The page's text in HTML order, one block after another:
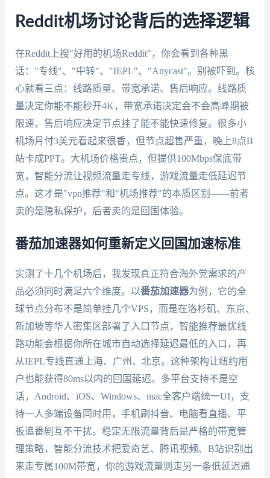
Reddit机场讨论背后的选择逻辑
在Reddit上搜"好用的机场Reddit"，你会看到各种黑
话："专线"、"中转"、"IEPL"、"Anycast"。别被吓到。核
心就看三点：线路质量、带宽承诺、售后响应。线路质
量决定你能不能秒开4K，带宽承诺决定会不会高峰期被
限速，售后响应决定节点挂了能不能快速修复。很多小
机场月付3美元看起来很香，但节点超售严重，晚上8点B
站卡成PPT。大机场价格贵点，但提供100Mbps保底带
宽，智能分流让视频流量走专线，游戏流量走低延迟节
点。这才是"vpn推荐"和"机场推荐"的本质区别——前者
卖的是隐私保护，后者卖的是回国体验。
番茄加速器如何重新定义回国加速标准
实测了十几个机场后，我发现真正符合海外党需求的产
品必须同时满足六个维度。以番茄加速器为例，它的全
球节点分布不是简单挂几个VPS，而是在洛杉矶、东京、
新加坡等华人密集区部署了入口节点，智能推荐最优线
路功能会根据你所在城市自动选择延迟最低的入口，再
从IEPL专线直通上海、广州、北京。这种架构让纽约用
户也能获得80ms以内的回国延迟。多平台支持不是空
话，Android、iOS、Windows、mac全客户端统一UI，支
持一人多端设备同时用，手机刷抖音、电脑看直播、平
板追番剧互不干扰。稳定无限流量背后是严格的带宽管
理策略，智能分流技术把爱奇艺、腾讯视频、B站识别出
来走专属100M带宽，你的游戏流量则走另一条低延迟通